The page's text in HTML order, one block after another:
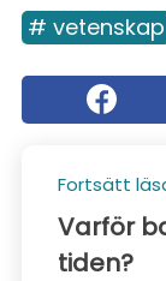
# vetenskap
Fortsätt
Varför
tiden?